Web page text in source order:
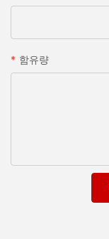
함유량